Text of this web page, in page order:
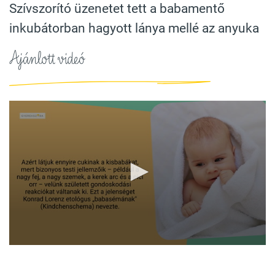
Szívszorító üzenetet tett a babamentő
inkubátorban hagyott lánya mellé az anyuka
Ajánlott videó